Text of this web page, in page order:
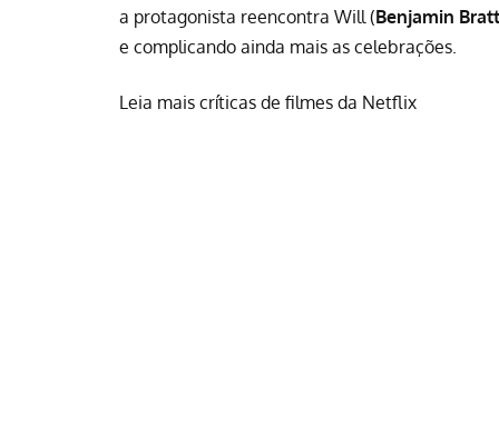
a protagonista reencontra Will (Benjamin Bratt
e complicando ainda mais as celebrações.
Leia mais críticas de filmes da Netflix